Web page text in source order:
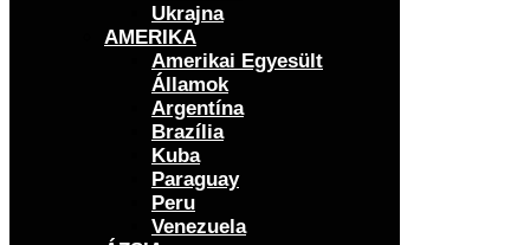
Ukrajna
AMERIKA
Amerikai Egyesült
Államok
Argentína
Brazília
Kuba
Paraguay
Peru
Venezuela